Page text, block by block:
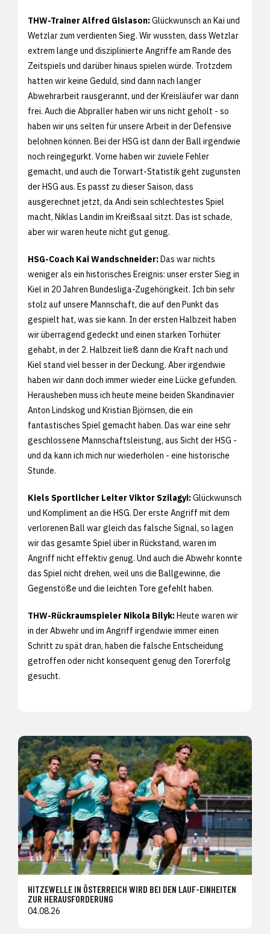
THW-Trainer Alfred Gislason:Glückwunsch an Kai und
Wetzlar zum verdienten Sieg. Wir wussten, dass Wetzlar
extrem lange und disziplinierte Angriffe am Rande des
Zeitspiels und darüber hinaus spielen würde. Trotzdem
hatten wir keine Geduld, sind dann nach langer
Abwehrarbeit rausgerannt, und der Kreisläufer war dann
frei. Auch die Abpraller haben wir uns nicht geholt - so
haben wir uns selten für unsere Arbeit in der Defensive
belohnen können. Bei der HSG ist dann der Ball irgendwie
noch reingegurkt. Vorne haben wir zuviele Fehler
gemacht, und auch die Torwart-Statistik geht zugunsten
der HSG aus. Es passt zu dieser Saison, dass
ausgerechnet jetzt, da Andi sein schlechtestes Spiel
macht, Niklas Landin im Kreißsaal sitzt. Das ist schade,
aber wir waren heute nicht gut genug.
HSG-Coach Kai Wandschneider:Das war nichts
weniger als ein historisches Ereignis: unser erster Sieg in
Kiel in 20 Jahren Bundesliga-Zugehörigkeit. Ich bin sehr
stolz auf unsere Mannschaft, die auf den Punkt das
gespielt hat, was sie kann. In der ersten Halbzeit haben
wir überragend gedeckt und einen starken Torhüter
gehabt, in der 2. Halbzeit ließ dann die Kraft nach und
Kiel stand viel besser in der Deckung. Aber irgendwie
haben wir dann doch immer wieder eine Lücke gefunden.
Herausheben muss ich heute meine beiden Skandinavier
Anton Lindskog und Kristian Björnsen, die ein
fantastisches Spiel gemacht haben. Das war eine sehr
geschlossene Mannschaftsleistung, aus Sicht der HSG -
und da kann ich mich nur wiederholen - eine historische
Stunde.
Kiels Sportlicher Leiter Viktor Szilagyi:Glückwunsch
und Kompliment an die HSG. Der erste Angriff mit dem
verlorenen Ball war gleich das falsche Signal, so lagen
wir das gesamte Spiel über in Rückstand, waren im
Angriff nicht effektiv genug. Und auch die Abwehr konnte
das Spiel nicht drehen, weil uns die Ballgewinne, die
Gegenstöße und die leichten Tore gefehlt haben.
THW-Rückraumspieler Nikola Bilyk:Heute waren wir
in der Abwehr und im Angriff irgendwie immer einen
Schritt zu spät dran, haben die falsche Entscheidung
getroffen oder nicht konsequent genug den Torerfolg
gesucht.
HITZEWELLE IN ÖSTERREICH WIRD BEI DEN LAUF-EINHEITEN
ZUR HERAUSFORDERUNG
04.08.26